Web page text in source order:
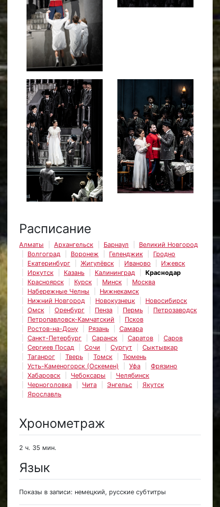
Расписание
Алматы Архангельск Барнаул
Великий Новгород
Волгоград
Воронеж Геленджик
Гродно
Екатеринбург
Жигулёвск Иваново
Ижевск
Иркутск
Казань Калининград
Краснодар
Красноярск
Курск Минск
Москва
Набережные Челны
Нижнекамск
Нижний Новгород
Новокузнецк
Новосибирск
Омск
Оренбург Пенза Пермь
Петрозаводск
Петропавловск-Камчатский
Псков
Ростов-на-Дону
Рязань
Самара
Санкт-Петербург
Саранск Саратов
Саров
Сергиев Посад
Сочи Сургут
Сыктывкар
Таганрог
Тверь Томск
Тюмень
Усть-Каменогорск (Оскемен)
Уфа
Фрязино
Хабаровск
Чебоксары
Челябинск
Черноголовка
Чита Энгельс
Якутск
Ярославль
Хронометраж
2 ч. 35 мин.
Язык
Показы в записи: немецкий, русские субтитры